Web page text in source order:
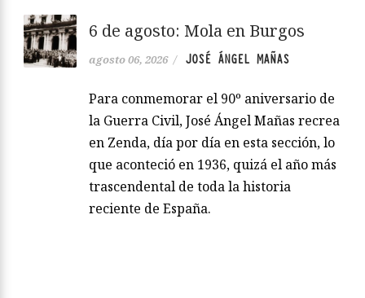
6 de agosto: Mola en Burgos
agosto 06, 2026 / JOSÉ ÁNGEL MAÑAS
Para conmemorar el 90º aniversario de
la Guerra Civil, José Ángel Mañas recrea
en Zenda, día por día en esta sección, lo
que aconteció en 1936, quizá el año más
trascendental de toda la historia
reciente de España.